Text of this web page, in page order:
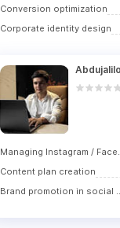
Conversion optimization
Corporate identity design
Content plan creation
Brand